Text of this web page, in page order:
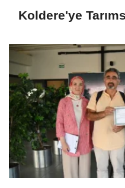
Koldere'ye